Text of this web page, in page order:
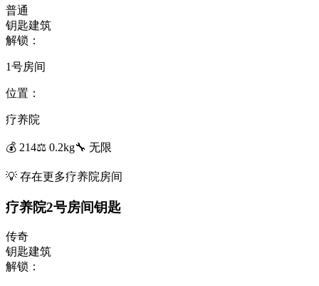
普通
钥匙建筑
解锁：
1号房间
位置：
疗养院
💰 214⚖️ 0.2kg🔧 无限
💡 存在更多疗养院房间
疗养院2号房间钥匙
传奇
钥匙建筑
解锁：